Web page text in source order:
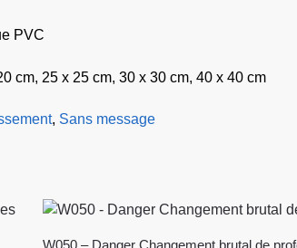
PVC
cm, 25 x 25 cm, 30 x 30 cm, 40 x 40 cm
, Sans message
W050 – Danger Changement brutal de